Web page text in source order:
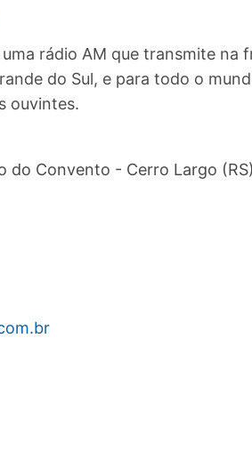
rádio AM que transmite
do Sul, e para todo o
ouvintes.
do Convento - Cerro Largo